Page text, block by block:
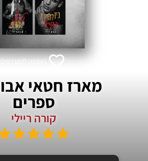
הוספה למועדפים
ספרים
קורה ריילי